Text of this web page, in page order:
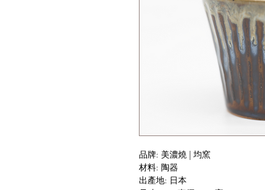
品牌: 美濃燒 | 均窯
材料: 陶器
出產地: 日本